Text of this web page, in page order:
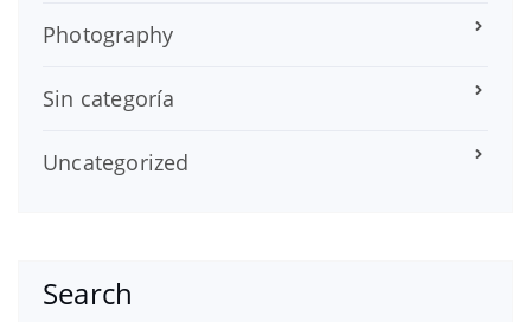
Photography
Sin categoría
Uncategorized
Search